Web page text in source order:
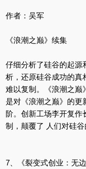
作者：吴军
《浪潮之巅》续集
仔细分析了硅谷的起源
析，还原硅谷成功的真
难以复制。《浪潮之巅
是对《浪潮之巅》的更
阶。创新工场李开复作
制，颠覆了 人们对硅谷
7、《裂变式创业：无